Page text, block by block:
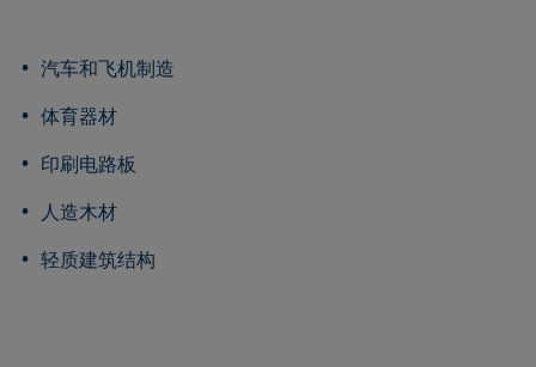
汽车和飞机制造
体育器材
印刷电路板
人造木材
轻质建筑结构